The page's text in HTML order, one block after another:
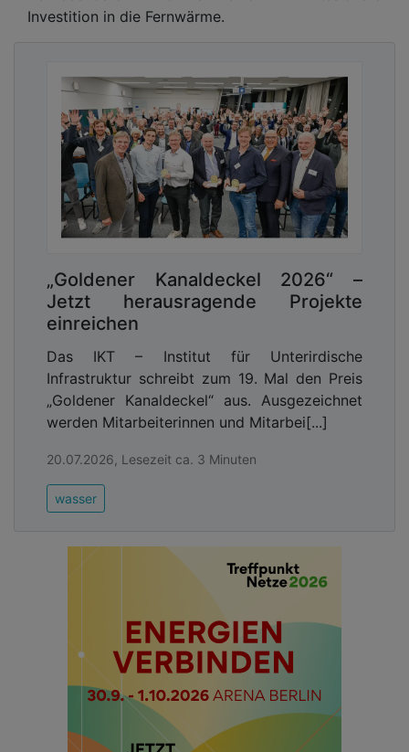
Investition in die Fernwärme.
„Goldener Kanaldeckel 2026“ –
Jetzt herausragende Projekte
einreichen
Das IKT – Institut für Unterirdische
Infrastruktur schreibt zum 19. Mal den Preis
„Goldener Kanaldeckel“ aus. Ausgezeichnet
werden Mitarbeiterinnen und Mitarbei[...]
20.07.2026, Lesezeit ca. 3 Minuten
wasser